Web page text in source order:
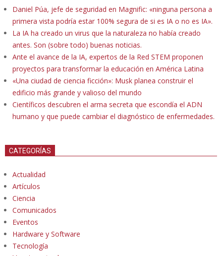
Daniel Púa, jefe de seguridad en Magnific: «ninguna persona a
primera vista podría estar 100% segura de si es IA o no es IA».
La IA ha creado un virus que la naturaleza no había creado
antes. Son (sobre todo) buenas noticias.
Ante el avance de la IA, expertos de la Red STEM proponen
proyectos para transformar la educación en América Latina
«Una ciudad de ciencia ficción»: Musk planea construir el
edificio más grande y valioso del mundo
Científicos descubren el arma secreta que escondía el ADN
humano y que puede cambiar el diagnóstico de enfermedades.
CATEGORÍAS
Actualidad
Artículos
Ciencia
Comunicados
Eventos
Hardware y Software
Tecnología